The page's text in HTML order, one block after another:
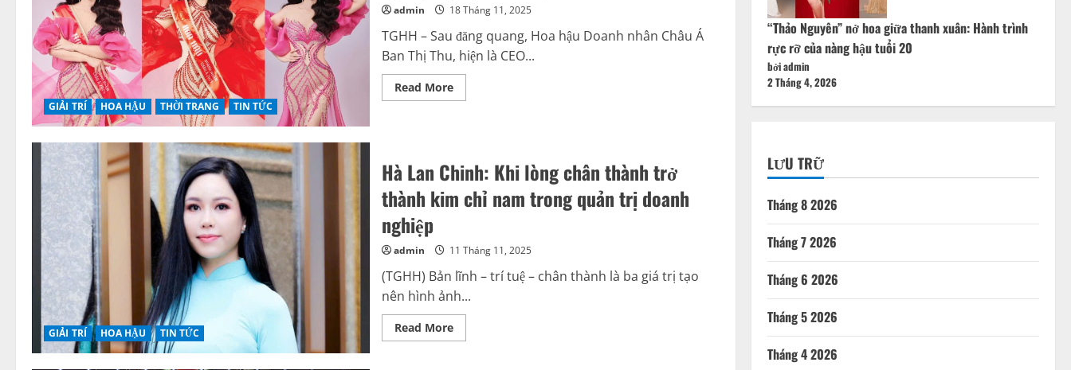
đến
Tiểu
học
Tân
Thành
nhân
ngày
Hiến
20/10
GIẢI TRÍ HOA HẬU THỜI TRANG TIN TỨC
admin 18 Tháng 11, 2025
TGHH – Sau đăng quang, Hoa hậu Doanh nhân Châu Á
Ban Thị Thu, hiện là CEO...
Read MoreRead
more
Thị
Thu
kế
hoạch
quê
Bắc
Ninh
GIẢI TRÍ HOA HẬU TIN TỨC
Hà Lan Chinh: Khi lòng chân thành trở
thành kim chỉ nam trong quản trị doanh
nghiệp
admin 11 Tháng 11, 2025
(TGHH) Bản lĩnh – trí tuệ – chân thành là ba giá trị tạo
nên hình ảnh...
Read MoreRead
more
“Thảo Nguyên” nở hoa giữa thanh xuân: Hành trình
rực rỡ của nàng hậu tuổi 20
bởi admin
2 Tháng 4, 2026
LƯU TRỮ
Tháng 8 2026
Tháng 7 2026
Tháng 6 2026
Tháng 5 2026
Tháng 4 2026